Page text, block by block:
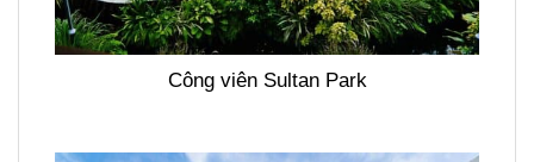
Công viên Sultan Park